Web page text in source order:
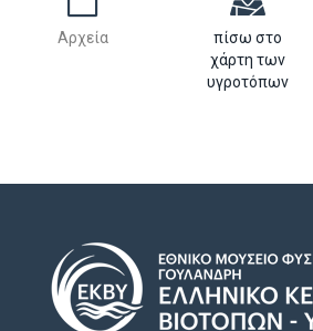
Αρχεία
πίσω στο
χάρτη των
υγροτόπων